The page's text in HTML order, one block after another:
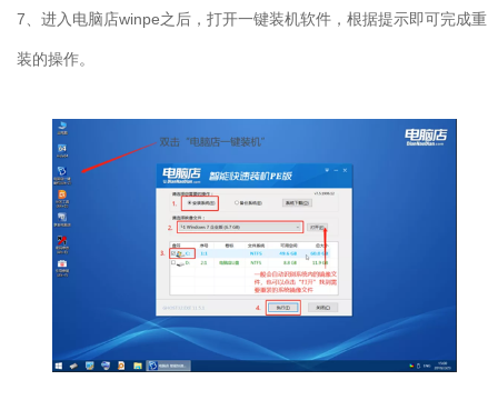
7、进入电脑店winpe之后，打开一键装机软件，根据提示即可完成重
装的操作。